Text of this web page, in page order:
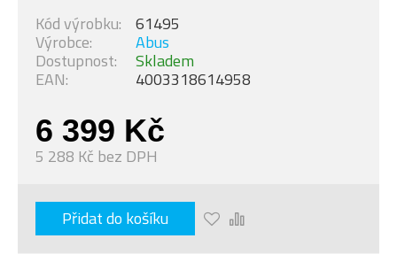
6 399 Kč
5 288 Kč bez DPH
Dostupnost: Skladem
Výrobce: Abus
Kód výrobku: 61495
EAN: 4003318614958
Přidat do košíku